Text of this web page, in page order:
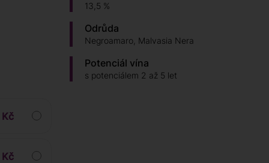
Kč
13,5 %
Odrůda
Negroamaro, Malvasia Nera
Potenciál vína
s potenciálem 2 až 5 let